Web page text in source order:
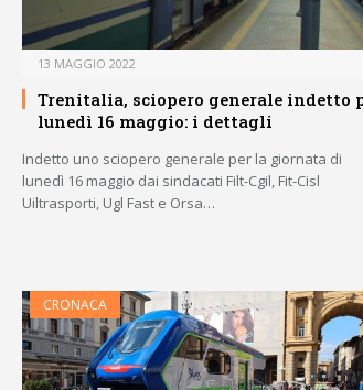
13 MAGGIO 2022
Trenitalia, sciopero generale indetto
lunedì 16 maggio: i dettagli
Indetto uno sciopero generale per la giornata di
lunedì 16 maggio dai sindacati Filt-Cgil, Fit-Cisl
Uiltrasporti, Ugl Fast e Orsa…
CRONACA